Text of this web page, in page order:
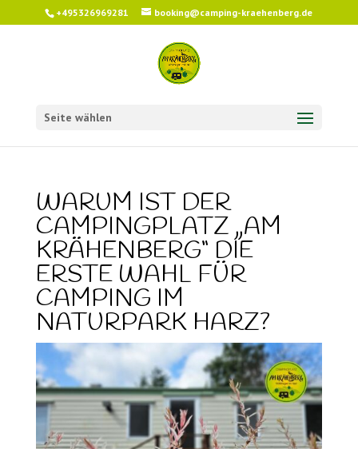
+495326969281 booking@camping-kraehenberg.de
Seite wählen
WARUM IST DER
CAMPINGPLATZ „AM
KRÄHENBERG“ DIE
ERSTE WAHL FÜR
CAMPING IM
NATURPARK HARZ?